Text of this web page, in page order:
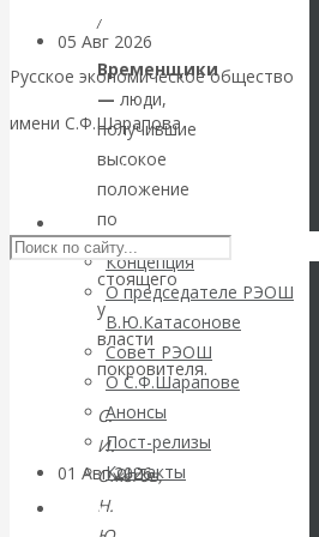
Русское экономическое общество
имени С.Ф.Шарапова
Skip to content
РЭОШ
Концепция
О председателе РЭОШ
В.Ю.Катасонове
Совет РЭОШ
О С.Ф.Шарапове
Анонсы
Пост-релизы
Контакты
Библиотека
05 Авг 2026
Валентин
Катасонов. Еще
раз на тему
блокировки
банковских
счетов
01 Авг 2026Геополитика
/
Временщики
— люди,
получившие
высокое
положение
по
воле
стоящего
у
власти
покровителя.
С.
И.
Ожегов,
Н.